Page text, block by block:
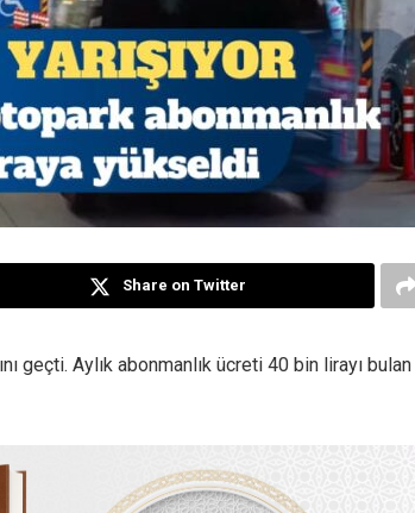
Share on Twitter
geçti. Aylık abonmanlık ücreti 40 bin lirayı bulan